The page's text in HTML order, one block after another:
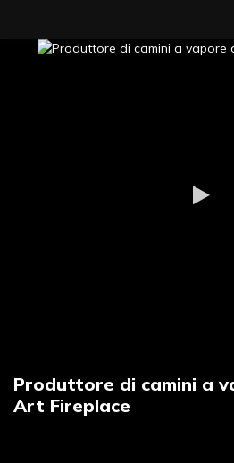
Produttore di camini a
Art Fireplace